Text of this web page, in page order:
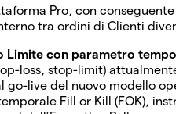
Pro, con
tra ordini di Clienti
con parametro
loss, stop-limit)
go-live del nuovo modello
Fill or Kill (FOK),